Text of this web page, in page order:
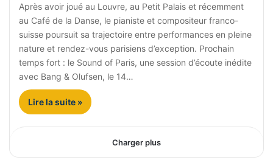
Après avoir joué au Louvre, au Petit Palais et récemment
au Café de la Danse, le pianiste et compositeur franco-
suisse poursuit sa trajectoire entre performances en pleine
nature et rendez-vous parisiens d’exception. Prochain
temps fort : le Sound of Paris, une session d’écoute inédite
avec Bang & Olufsen, le 14…
Lire la suite »
Charger plus